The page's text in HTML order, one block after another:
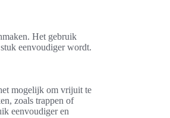
Het gebruik
eenvoudiger wordt.
mogelijk om vrijuit te
zoals trappen of
eenvoudiger en